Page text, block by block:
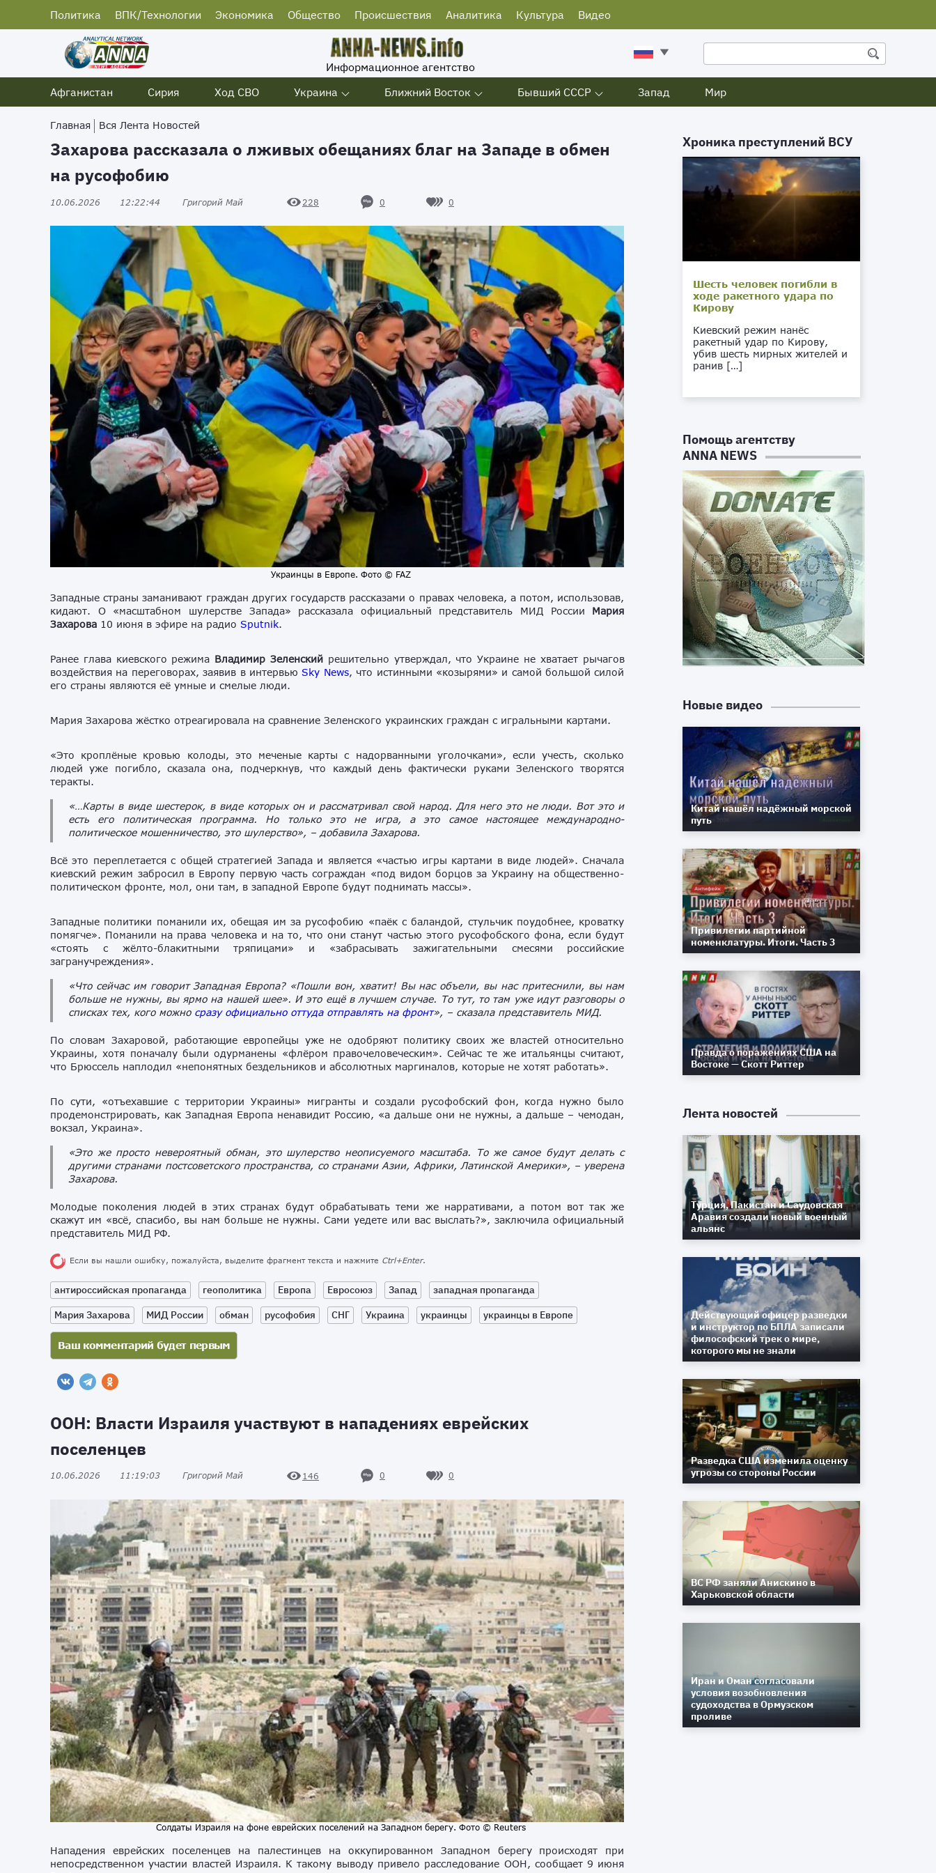
Политика ВПК/Технологии Экономика Общество Происшествия Аналитика Культура Видео
Информационное агентство
Афганистан
Сирия Ход СВО Украина Ближний Восток Бывший СССР Запад Мир
Главная Вся Лента Новостей
Захарова рассказала о лживых обещаниях благ на Западе в обмен
на русофобию
10.06.2026 12:22:44 Григорий Май 228 0 0
Украинцы в Европе. Фото © FAZ
Западные страны заманивают граждан других государств рассказами о правах человека, а потом, использовав,
кидают. О «масштабном шулерстве Запада» рассказала официальный представитель МИД России Мария
Захарова 10 июня в эфире на радио Sputnik.
Ранее глава киевского режима Владимир Зеленский решительно утверждал, что Украине не хватает рычагов
воздействия на переговорах, заявив в интервью Sky News, что истинными «козырями» и самойбольшой силой
его страны являются её умные и смелые люди.
Мария Захарова жёстко отреагировала на сравнение Зеленского украинских граждан с игральными картами.
«Это кроплёные кровью колоды, это меченые карты с надорванными уголочками», если учесть, сколько
людей уже погибло, сказала она, подчеркнув, что каждый день фактически руками Зеленского творятся
теракты.
«…Карты в виде шестерок, в виде которых он и рассматривал свой народ. Для него это не люди. Вот это и
есть его политическая программа. Но только это не игра, а это самое настоящее международно-
политическое мошенничество, это шулерство», – добавила Захарова.
Всё это переплетается с общей стратегией Запада и является «частью игры картами в виде людей». Сначала
киевский режим забросил в Европу первую часть сограждан «под видом борцов за Украину на общественно-
политическом фронте, мол, они там, в западной Европе будут поднимать массы».
Западные политики поманили их, обещая им за русофобию «паёк с баландой, стульчик поудобнее, кроватку
помягче». Поманили на права человека и на то, что они станут частью этого русофобского фона, если будут
«стоять с жёлто-блакитными тряпицами» и «забрасывать зажигательными смесями российские
загранучреждения».
«Что сейчас им говорит Западная Европа? «Пошли вон, хватит! Вы нас объели, вы нас притеснили, вы нам
больше не нужны, вы ярмо на нашей шее». И это ещё в лучшем случае. То тут, то там уже идут разговоры о
списках тех, кого можно сразу официально оттуда отправлять на фронт», – сказала представитель МИД.
По словам Захаровой, работающие европейцы уже не одобряют политику своих же властей относительно
Украины, хотя поначалу были одурманены «флёром правочеловеческим». Сейчас те же итальянцы считают,
что Брюссель наплодил «непонятных бездельников и абсолютных маргиналов, которые не хотят работать».
По сути, «отъехавшие с территории Украины» мигранты и создали русофобский фон, когда нужно было
продемонстрировать, как Западная Европа ненавидит Россию, «а дальше они не нужны, а дальше – чемодан,
вокзал, Украина».
«Это же просто невероятный обман, это шулерство неописуемого масштаба. То же самое будут делать с
другими странами постсоветского пространства, со странами Азии, Африки, Латинской Америки», – уверена
Захарова.
Молодые поколения людей в этих странах будут обрабатывать теми же нарративами, а потом вот так же
скажут им «всё, спасибо, вы нам больше не нужны. Сами уедете или вас выслать?», заключила официальный
представитель МИД РФ.
Если вы нашли ошибку, пожалуйста, выделите фрагмент текста и нажмите Ctrl+Enter.
антироссийская пропаганда геополитика Европа Евросоюз Запад
западная пропаганда
Мария Захарова
МИД России обман русофобия СНГ Украина украинцы украинцы в Европе
ООН: Власти Израиля участвуют в нападениях еврейских
поселенцев
10.06.2026 11:19:03 Григорий Май 146 0 0
Солдаты Израиля на фоне еврейских поселений на Западном берегу. Фото © Reuters
Нападения еврейских поселенцев на палестинцев на оккупированном Западном берегу происходят при
непосредственном участии властей Израиля. К такому выводу привело расследование ООН, сообщает 9 июня
Хроника преступлений ВСУ
Шесть человек погибли в
ходе ракетного удара по
Кирову
Киевский режим нанёс
ракетный удар по Кирову,
убив шесть мирных жителей и
ранив […]
Помощь агентству
ANNA NEWS
Новые видео
Китай нашёл надёжный морской
путь
Привилегии партийной
номенклатуры. Итоги. Часть 3
Правда о поражениях США на
Востоке — Скотт Риттер
Лента новостей
Турция, Пакистан и Саудовская
Аравия создали новый военный
альянс
Действующий офицер разведки
и инструктор по БПЛА записали
философский трек о мире,
которого мы не знали
Разведка США изменила оценку
угрозы со стороны России
ВС РФ заняли Анискино в
Харьковской области
Иран и Оман согласовали
условия возобновления
судоходства в Ормузском
проливе